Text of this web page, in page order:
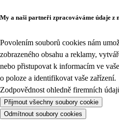
My a naši partneři zpracováváme údaje z
Povolením souborů cookies nám
zobrazeného obsahu a reklamy,
nebo přistupovat k informacím ve
o poloze a identifikovat vaše zařízení.
Zodpovědnost ohledně firemních
Přijmout všechny soubory cookie
Odmítnout soubory cookies